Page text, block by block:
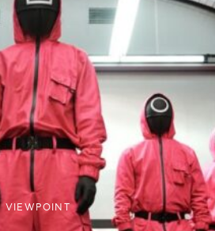
VIEWPOINT